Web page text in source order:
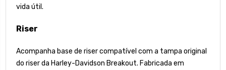
vida útil.
Riser
Acompanha base de riser compatível com a tampa original
do riser da Harley-Davidson Breakout. Fabricada em